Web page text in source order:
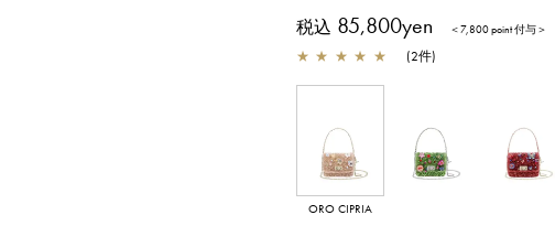
税込 85,800yen ＜7,800 point 付与＞
★ ★ ★ ★ ★ (2件)
ORO CIPRIA